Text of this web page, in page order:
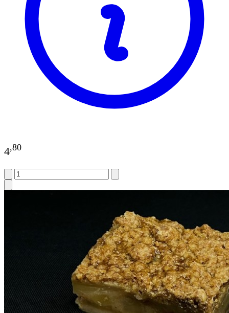
4,80